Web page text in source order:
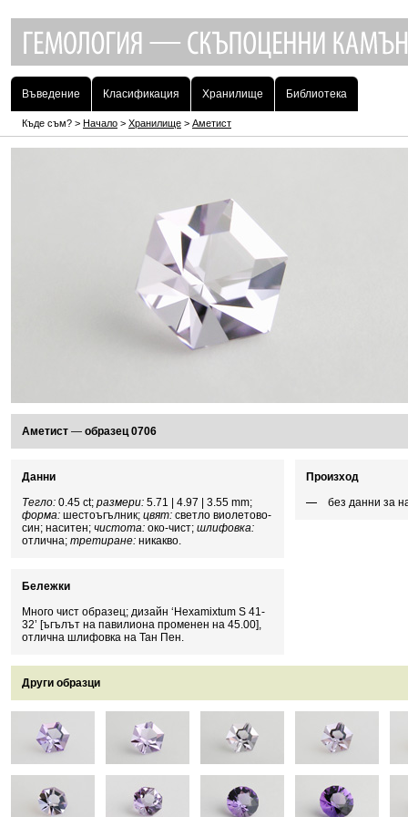
Въведение Класификация Хранилище Библиотека
Къде съм? > Начало > Хранилище > Аметист
Аметист — образец 0706
Произход
без данни за
Данни
Тегло: 0.45 ct; размери: 5.71 | 4.97 | 3.55 mm;
форма: шестоъгълник; цвят: светло виолетово-
син; наситен; чистота: око-чист; шлифовка:
отлична; третиране: никакво.
Бележки
Много чист образец; дизайн ‘Hexamixtum S 41-
32’ [ъгълът на павилиона променен на 45.00],
отлична шлифовка на Тан Пен.
Други образци